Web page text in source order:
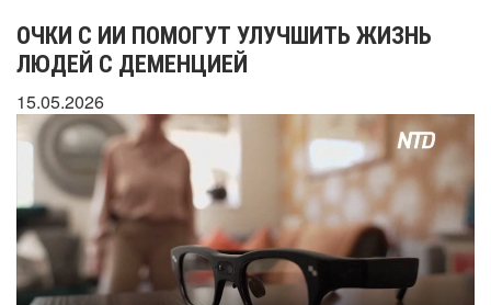
ОЧКИ С ИИ ПОМОГУТ УЛУЧШИТЬ ЖИЗНЬ
ЛЮДЕЙ С ДЕМЕНЦИЕЙ
15.05.2026